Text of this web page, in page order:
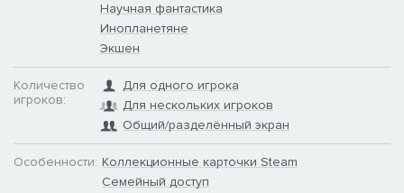
Научная фантастика
Инопланетяне
Экшен
Количество
игроков:
Для одного игрока
Для нескольких игроков
Общий/разделённый экран
Особенности: Коллекционные карточки Steam
Семейный доступ